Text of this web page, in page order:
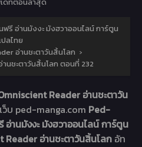
รี อ่านมังงะ มังฮวาออนไลน์ การ์ตูน
ลไทย
อ่านชะตาวันสิ้นโลก ›
นชะตาวันสิ้นโลก ตอนที่ 232
Reader อ่านชะตาวัน
ว็บ ped-manga.com Ped-
านมังงะ มังฮวาออนไลน์ การ์ตูน
Reader อ่านชะตาวันสิ้นโลก อัท